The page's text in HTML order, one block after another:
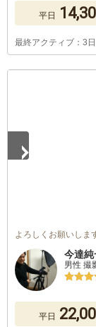
平日
最終アクティブ：3
よろしくお願いしま
今達純
男性 撮
平日